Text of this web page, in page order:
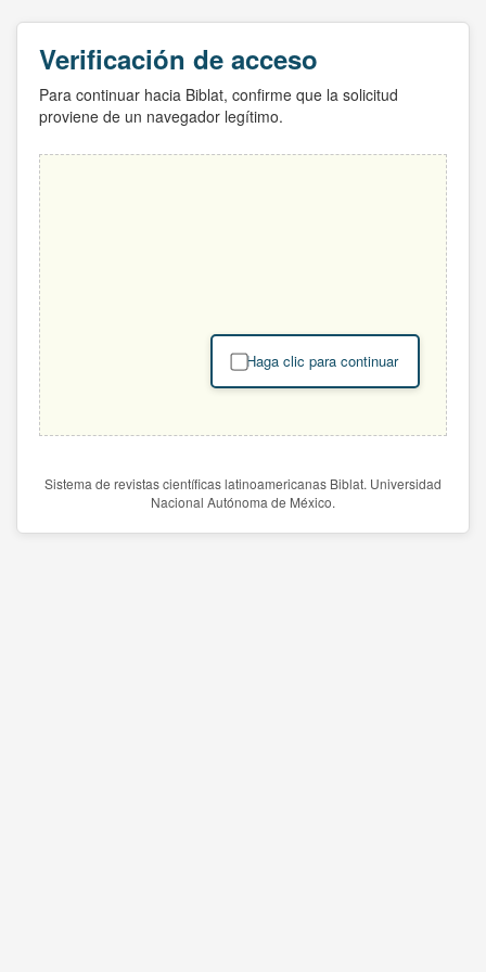
Verificación de acceso
Para continuar hacia Biblat, confirme que la solicitud
proviene de un navegador legítimo.
Haga clic para continuar
Sistema de revistas científicas latinoamericanas Biblat. Universidad
Nacional Autónoma de México.